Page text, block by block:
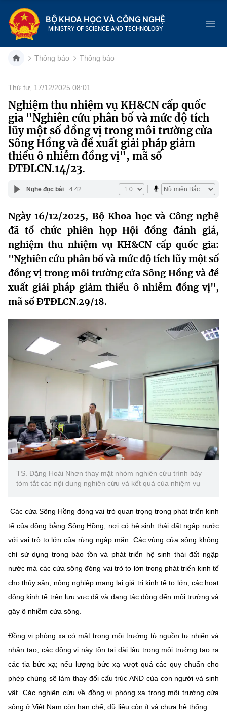
BỘ KHOA HỌC VÀ CÔNG NGHỆ
MINISTRY OF SCIENCE AND TECHNOLOGY
Danh mục
Trang chủ
Giới thiệu
Chức năng nhiệm vụ
Cơ cấu tổ chức
Lịch sử phát triển
Sở Khoa học và Công nghệ
Tin tức sự kiện
Khoa học và Công nghệ
Đổi mới sáng tạo
Chuyển đổi số
Bưu chính, Viễn thông
Sở hữu trí tuệ
Tiêu chuẩn, đo lường, chất lượng
Năng lượng nguyên tử
Tin tổng hợp
Dịch vụ công
Hệ thống văn bản
Văn bản QPPL
Văn bản chỉ đạo điều hành
Lấy ý kiến người dân về dự thảo VBQPPL
MST IOFFICE
THỐNG KÊ
Khoa học và Công nghệ
Chuyển đổi số
Bưu chính, Viễn thông
Tiêu chuẩn, đo lường, chất lượng
Năng lượng nguyên tử
Multimedia
THƯ ĐIỆN TỬ
Videos
Voice
Nhiệm vụ trọng tâm
Chọn ngôn ngữ
Vietnamese English
MINISTRY OF SCIENCE AND TECHNOLOGY
Cơ quan chủ quản: Bộ Khoa học và Công nghệ (MST)
Chịu trách nhiệm nội dung: Nguyễn Thị Hải Hằng
Địa chỉ: Ban Biên tập Cổng TTĐT - 18 Nguyễn Du, TP. Hà Nội
Điện thoại: 024 3936 9506
Email: stc@mst.gov.vn
©2026 Bản quyền thuộc Bộ Khoa Học và Công Nghệ
website này)
Thông báo Thông báo
Thứ tư, 17/12/2025 08:01
Nghiệm thu nhiệm vụ KH&CN cấp quốc
gia "Nghiên cứu phân bố và mức độ tích
lũy một số đồng vị trong môi trường cửa
Sông Hồng và đề xuất giải pháp giảm
thiểu ô nhiễm đồng vị", mã số
ĐTĐLCN.14/23.
Nghe đọc bài 4:42
Ngày 16/12/2025, Bộ Khoa học và Công nghệ
đã tổ chức phiên họp Hội đồng đánh giá,
nghiệm thu nhiệm vụ KH&CN cấp quốc gia:
"Nghiên cứu phân bố và mức độ tích lũy một số
đồng vị trong môi trường cửa Sông Hồng và đề
xuất giải pháp giảm thiểu ô nhiễm đồng vị",
mã số ĐTĐLCN.29/18.
TS. Đặng Hoài Nhơn thay mặt nhóm nghiên cứu trình bày
tóm tắt các nội dung nghiên cứu và kết quả của nhiệm vụ
Các cửa Sông Hồng đóng vai trò quan trọng trong phát triển kinh
tế của đồng bằng Sông Hồng, nơi có hệ sinh thái đất ngập nước
với vai trò to lớn của rừng ngập mặn. Các vùng cửa sông không
chỉ sử dụng trong bảo tồn và phát triển hệ sinh thái đất ngập
nước mà các cửa sông đóng vai trò to lớn trong phát triển kinh tế
cho thủy sản, nông nghiệp mang lại giá trị kinh tế to lớn, các hoạt
động kinh tế trên lưu vực đã và đang tác động đến môi trường và
gây ô nhiễm cửa sông.
Đồng vị phóng xạ có mặt trong môi trường từ nguồn tự nhiên và
nhân tạo, các đồng vị này tồn tại dài lâu trong môi trường tạo ra
các tia bức xạ; nếu lượng bức xạ vượt quá các quy chuẩn cho
phép chúng sẽ làm thay đổi cấu trúc AND của con người và sinh
vật. Các nghiên cứu về đồng vị phóng xạ trong môi trường cửa
sông ở Việt Nam còn hạn chế, dữ liệu còn ít và chưa hệ thống.